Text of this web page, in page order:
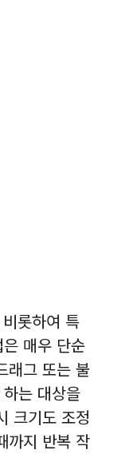
롯하여 특
매우 단순
래그 또는 불
는 대상을
크기도 조정
까지 반복 작